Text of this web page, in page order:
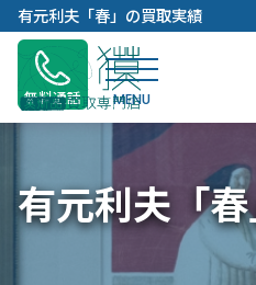
プ
有元利夫「春」の買取実績
無料通話
有元利夫「